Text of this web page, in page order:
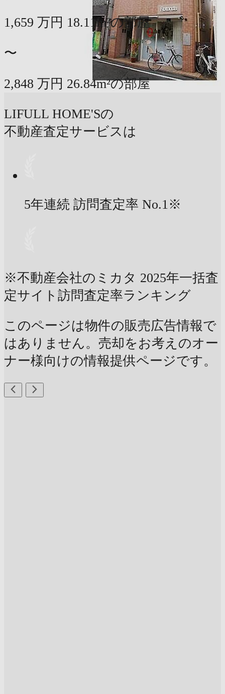
1,659 万円 18.11m²の部屋
〜
2,848 万円 26.84m²の部屋
LIFULL HOME'Sの
不動産査定サービスは
5年連続 訪問査定率 No.1※
※不動産会社のミカタ 2025年一括査
定サイト訪問査定率ランキング
このページは物件の販売広告情報で
はありません。売却をお考えのオー
ナー様向けの情報提供ページです。